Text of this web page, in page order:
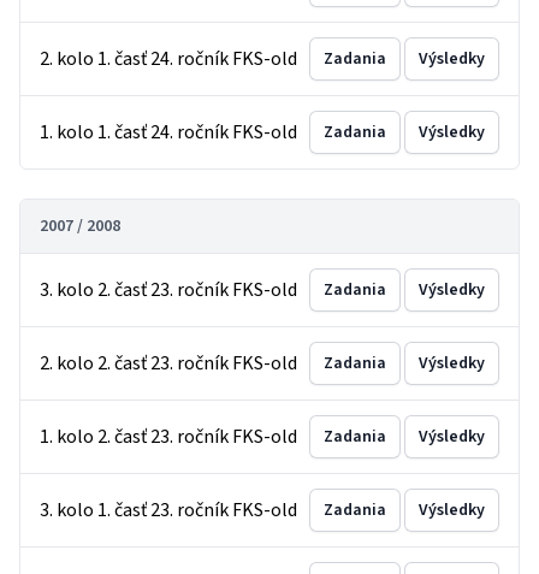
2. kolo 1. časť 24. ročník FKS-old Zadania Výsledky
1. kolo 1. časť 24. ročník FKS-old Zadania Výsledky
2007 / 2008
3. kolo 2. časť 23. ročník FKS-old Zadania Výsledky
2. kolo 2. časť 23. ročník FKS-old Zadania Výsledky
1. kolo 2. časť 23. ročník FKS-old Zadania Výsledky
3. kolo 1. časť 23. ročník FKS-old Zadania Výsledky